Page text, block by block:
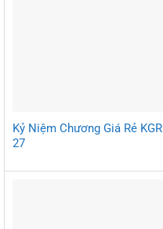
Kỷ Niệm Chương Giá Rẻ KGR
27